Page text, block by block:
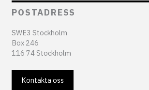
POSTADRESS
SWE3 Stockholm
Box 246
116 74 Stockholm
Kontakta oss